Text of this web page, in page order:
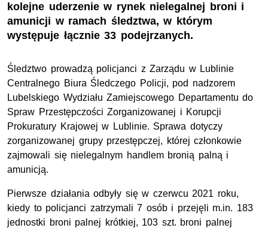
kolejne uderzenie w rynek nielegalnej broni i
amunicji w ramach śledztwa, w którym
występuje łącznie 33 podejrzanych.
Śledztwo prowadzą policjanci z Zarządu w Lublinie
Centralnego Biura Śledczego Policji, pod nadzorem
Lubelskiego Wydziału Zamiejscowego Departamentu do
Spraw Przestępczości Zorganizowanej i Korupcji
Prokuratury Krajowej w Lublinie. Sprawa dotyczy
zorganizowanej grupy przestępczej, której członkowie
zajmowali się nielegalnym handlem bronią palną i
amunicją.
Pierwsze działania odbyły się w czerwcu 2021 roku,
kiedy to policjanci zatrzymali 7 osób i przejęli m.in. 183
jednostki broni palnej krótkiej, 103 szt. broni palnej